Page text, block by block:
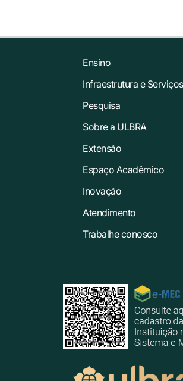
Ensino
Infraestrutura e Serviços
Pesquisa
Sobre a ULBRA
Extensão
Espaço Acadêmico
Inovação
Atendimento
Trabalhe conosco